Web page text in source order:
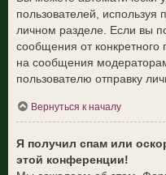
пользователей,
личном разделе. Если вы
сообщения от конкретного
на сообщения
пользователю отправку
Вернуться к началу
Я получил спам или
этой конференции!